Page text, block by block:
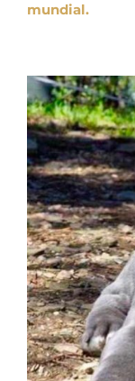
mundial.